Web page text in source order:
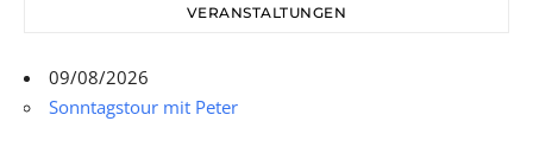
VERANSTALTUNGEN
09/08/2026
Sonntagstour mit Peter